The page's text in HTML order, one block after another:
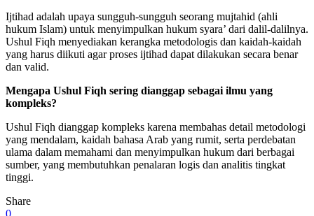
Ijtihad adalah upaya sungguh-sungguh seorang mujtahid (ahli
hukum Islam) untuk menyimpulkan hukum syara’ dari dalil-dalilnya.
Ushul Fiqh menyediakan kerangka metodologis dan kaidah-kaidah
yang harus diikuti agar proses ijtihad dapat dilakukan secara benar
dan valid.
Mengapa Ushul Fiqh sering dianggap sebagai ilmu yang
kompleks?
Ushul Fiqh dianggap kompleks karena membahas detail metodologi
yang mendalam, kaidah bahasa Arab yang rumit, serta perdebatan
ulama dalam memahami dan menyimpulkan hukum dari berbagai
sumber, yang membutuhkan penalaran logis dan analitis tingkat
tinggi.
Share